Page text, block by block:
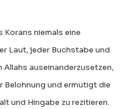
Korans niemals eine
Laut, jeder Buchstabe und
Allahs auseinanderzusetzen,
Belohnung und ermutigt die
und Hingabe zu rezitieren.